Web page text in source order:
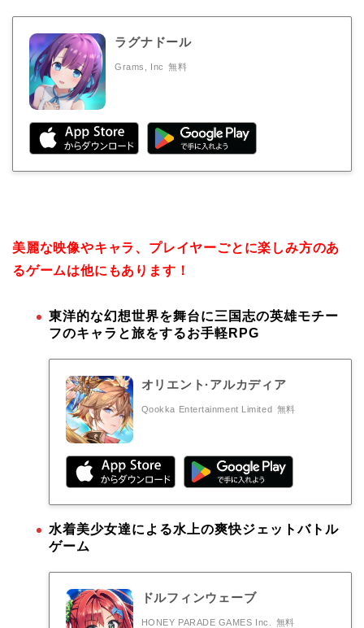
ラグナドール
Grams, Inc 無料
美麗な映像やキャラ、プレイヤーごとに楽しみ方のあ
るゲームは他にもあります！
東洋的な幻想世界を舞台に三国志の英雄モチー
フのキャラと旅をするお手軽RPG
オリエント·アルカディア
Qookka Entertainment Limited 無料
水着美少女達による水上の爽快ジェットバトル
ゲーム
ドルフィンウェーブ
HONEY PARADE GAMES Inc. 無料